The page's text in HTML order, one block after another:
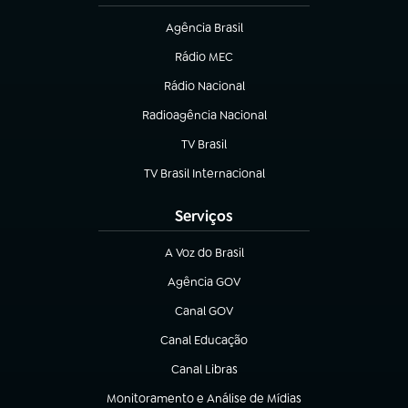
Agência Brasil
(abre em nova aba)
Rádio MEC
(abre em nova aba)
Rádio Nacional
Radioagência Nacional
(abre em nova aba)
TV Brasil
(abre em nova aba)
TV Brasil Internacional
(abre em nova aba)
Serviços
A Voz do Brasil
(abre em nova aba)
Agência GOV
(abre em nova aba)
Canal GOV
(abre em nova aba)
Canal Educação
(abre em nova aba)
Canal Libras
(abre em nova aba)
Monitoramento e Análise de Mídias
(abre em nova aba)